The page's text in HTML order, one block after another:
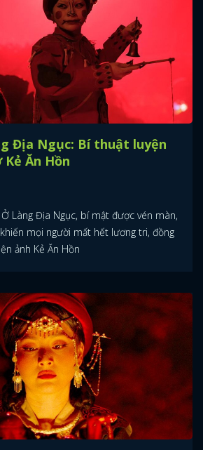
Địa Ngục: Bí thuật luyện
Ăn Hồn
Làng Địa Ngục, bí mật được vén màn,
mọi người mất hết lương tri, đồng
ảnh Kẻ Ăn Hồn